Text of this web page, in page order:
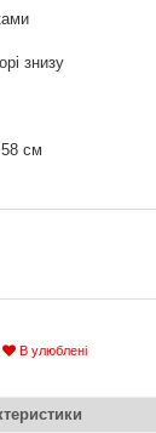
знизу
58 см
В улюблені